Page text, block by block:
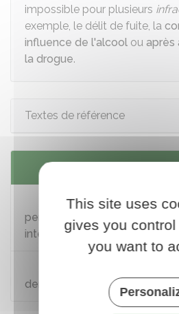
impossible pour plusieurs
exemple, le délit de fuite, la
influence de l'alcool ou après
la drogue.
Textes de référence
Services en ligne et
Consulter et télécharger
permis de conduire : solde de
intégral, attestation de droit à
Accéder à son compte
demande en ligne de permis
This site uses
gives you
you want to